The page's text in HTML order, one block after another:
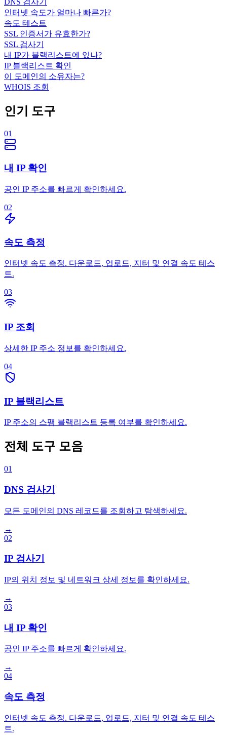
인터넷 속도가 얼마나 빠른가?
속도 테스트
SSL 인증서가 유효한가?
SSL 검사기
내 IP가 블랙리스트에 있나?
IP 블랙리스트 확인
이 도메인의 소유자는?
WHOIS 조회
인기 도구
01
내 IP 확인
공인 IP 주소를 빠르게 확인하세요.
02
속도 측정
인터넷 속도 측정. 다운로드, 업로드, 지터 및 연결 속도 테스
트.
03
IP 조회
상세한 IP 주소 정보를 확인하세요.
04
IP 블랙리스트
IP 주소의 스팸 블랙리스트 등록 여부를 확인하세요.
전체 도구 모음
01
DNS 검사기
모든 도메인의 DNS 레코드를 조회하고 탐색하세요.
→
02
IP 검사기
IP의 위치 정보 및 네트워크 상세 정보를 확인하세요.
→
03
내 IP 확인
공인 IP 주소를 빠르게 확인하세요.
→
04
속도 측정
인터넷 속도 측정. 다운로드, 업로드, 지터 및 연결 속도 테스
트.